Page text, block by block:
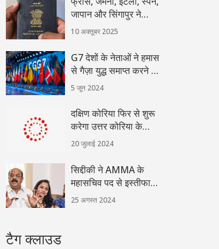
जापान और सिंगापुर ने
2024 पासपोर्ट इंडेक्स में
शीर्ष स्थान साझा किया
10 अक्तूबर 2025
G7 देशों के नेताओं ने हमास
से गैज़ा युद्ध समाप्त करने के
लिए इसराइली प्रस्ताव
स्वीकारने का आग्रह किया
5 जून 2024
दक्षिण कोरिया फिर से शुरू
करेगा उत्तर कोरिया के
खिलाफ लाउडस्पीकर
प्रसारण
20 जुलाई 2024
सिद्दीकी ने AMMA के
महासचिव पद से इस्तीफा
दिया, बलात्कार के आरोपों
25 अगस्त 2024
टैग क्लाउड